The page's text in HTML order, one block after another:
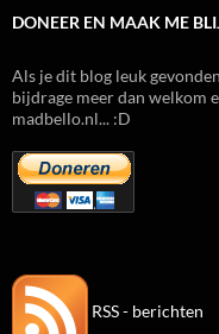
DONEER EN MAAK ME
Als je dit blog leuk
bijdrage meer dan welkom
madbello.nl... :D
RSS - berichten